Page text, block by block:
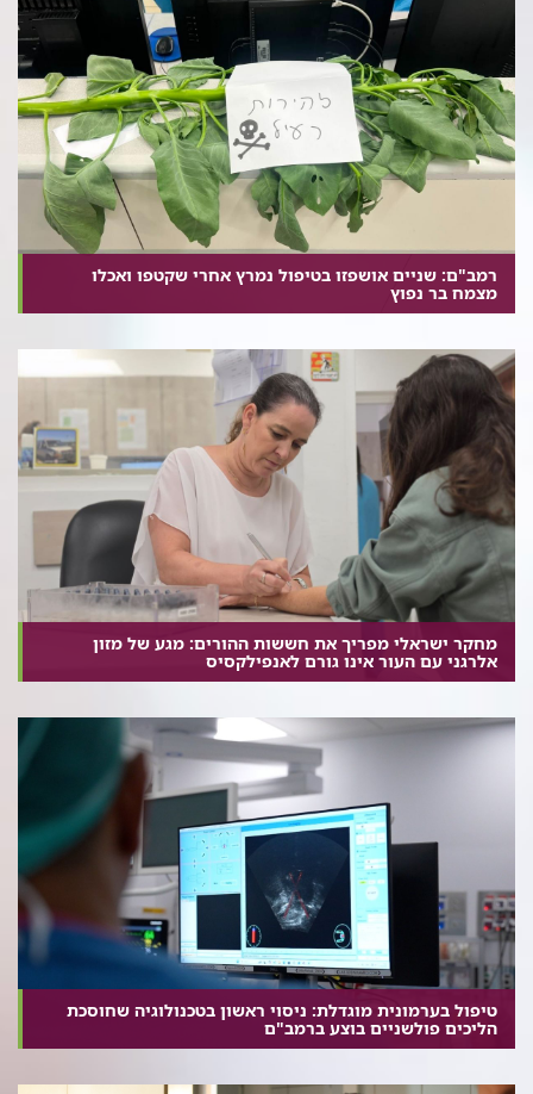
רמב"ם: שניים אושפזו בטיפול נמרץ אחרי שקטפו ואכלו
מצמח בר נפוץ
מחקר ישראלי מפריך את חששות ההורים: מגע של מזון
אלרגני עם העור אינו גורם לאנפילקסיס
טיפול בערמונית מוגדלת: ניסוי ראשון בטכנולוגיה שחוסכת
הליכים פולשניים בוצע ברמב"ם